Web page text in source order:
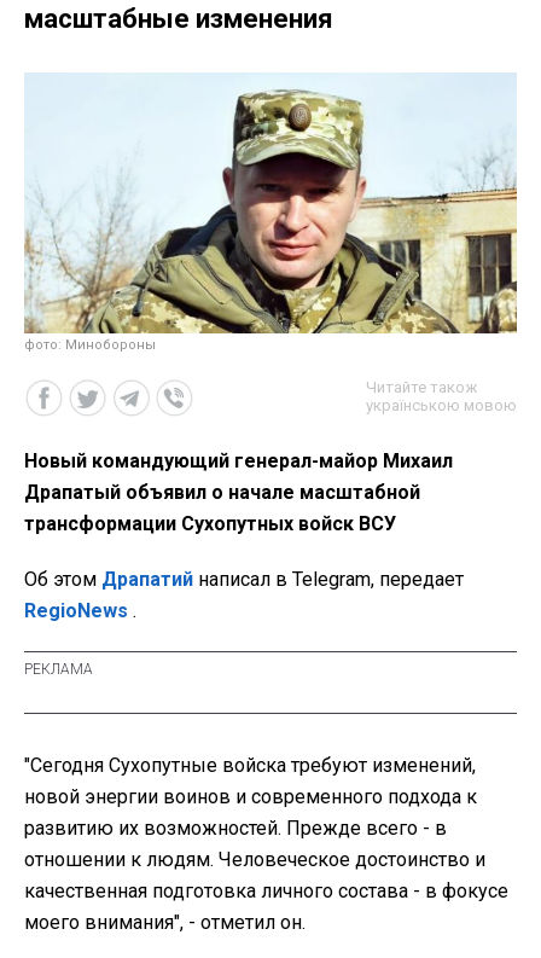
масштабные изменения
фото: Минобороны
Читайте також
українською мовою
Новый командующий генерал-майор Михаил
Драпатый объявил о начале масштабной
трансформации Сухопутных войск ВСУ
Об этом Драпатий написал в Telegram, передает
RegioNews .
"Сегодня Сухопутные войска требуют изменений,
новой энергии воинов и современного подхода к
развитию их возможностей. Прежде всего - в
отношении к людям. Человеческое достоинство и
качественная подготовка личного состава - в фокусе
моего внимания", - отметил он.